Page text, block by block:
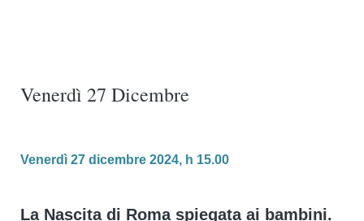
Venerdì 27 Dicembre
Venerdì 27 dicembre 2024, h 15.00
La Nascita di Roma spiegata ai bambini.